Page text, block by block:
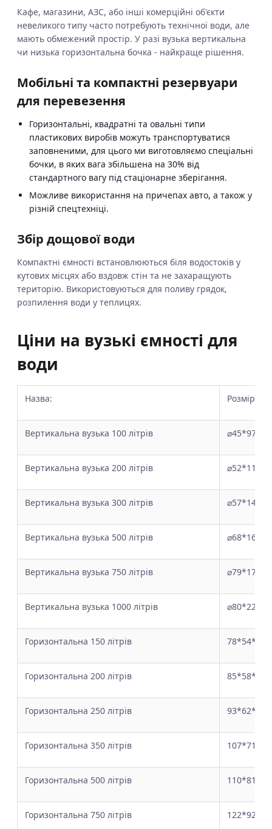
Кафе, магазини, АЗС, або інші комерційні об'єкти
невеликого типу часто потребують технічної води, але
мають обмежений простір. У разі вузька вертикальна
чи низька горизонтальна бочка - найкраще рішення.
Мобільні та компактні резервуари
для перевезення
Горизонтальні, квадратні та овальні типи
пластикових виробів можуть транспортуватися
заповненими, для цього ми виготовляємо спеціальні
бочки, в яких вага збільшена на 30% від
стандартного вагу під стаціонарне зберігання.
Можливе використання на причепах авто, а також у
різній спецтехніці.
Збір дощової води
Компактні ємності встановлюються біля водостоків у
кутових місцях або вздовж стін та не захаращують
територію. Використовуються для поливу грядок,
розпилення води у теплицях.
Ціни на вузькі ємності для
води
Назва: Розмір:
Вертикальна вузька 100 літрів ⌀45*97
Вертикальна вузька 200 літрів ⌀52*118
Вертикальна вузька 300 літрів ⌀57*140
Вертикальна вузька 500 літрів ⌀68*164
Вертикальна вузька 750 літрів ⌀79*170
Вертикальна вузька 1000 літрів ⌀80*225
Горизонтальна 150 літрів 78*54*51
Горизонтальна 200 літрів 85*58*55
Горизонтальна 250 літрів 93*62*64
Горизонтальна 350 літрів 107*71*71
Горизонтальна 500 літрів 110*81*90
Горизонтальна 750 літрів 122*92*99